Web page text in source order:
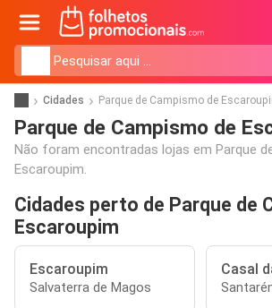
Cidades Parque de Campismo de
Parque de Campismo de
Não foram encontradas lojas em Parque
Escaroupim.
Cidades perto de Parque de
Escaroupim
Escaroupim
Salvaterra de Magos
Casal